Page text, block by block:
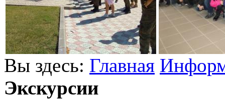
Вы здесь: Главная
Экскурсии